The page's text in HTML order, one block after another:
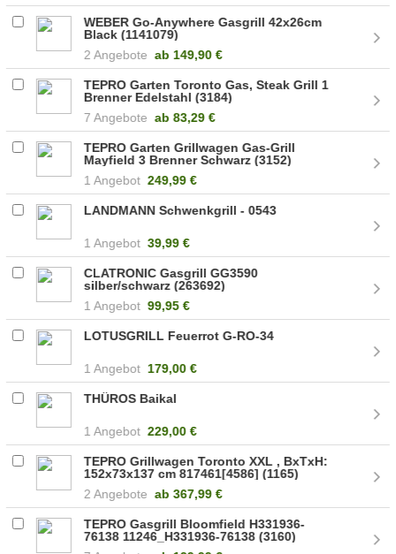
WEBER Go-Anywhere Gasgrill 42x26cm
Black (1141079)
2 Angebote ab 149,90 €
TEPRO Garten Toronto Gas, Steak Grill 1
Brenner Edelstahl (3184)
7 Angebote ab 83,29 €
TEPRO Garten Grillwagen Gas-Grill
Mayfield 3 Brenner Schwarz (3152)
1 Angebot 249,99 €
LANDMANN Schwenkgrill - 0543
1 Angebot 39,99 €
CLATRONIC Gasgrill GG3590
silber/schwarz (263692)
1 Angebot 99,95 €
LOTUSGRILL Feuerrot G-RO-34
1 Angebot 179,00 €
THÜROS Baikal
1 Angebot 229,00 €
TEPRO Grillwagen Toronto XXL , BxTxH:
152x73x137 cm 817461[4586] (1165)
2 Angebote ab 367,99 €
TEPRO Gasgrill Bloomfield H331936-
76138 11246_H331936-76138 (3160)